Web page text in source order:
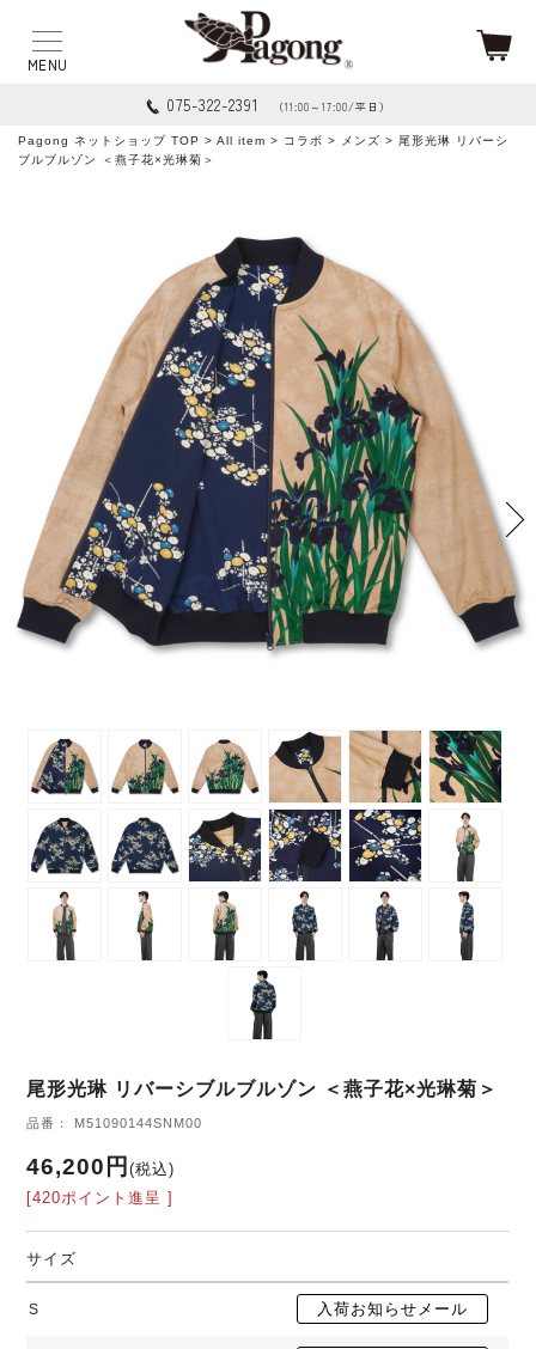
075-322-2391 （11:00～17:00/平日）
Pagong ネットショップ TOP > All item > コラボ > メンズ > 尾形光琳 リバーシ
ブルブルゾン ＜燕子花×光琳菊＞
尾形光琳 リバーシブルブルゾン ＜燕子花×光琳菊＞
品番： M51090144SNM00
46,200円(税込)
[420ポイント進呈 ]
サイズ
S